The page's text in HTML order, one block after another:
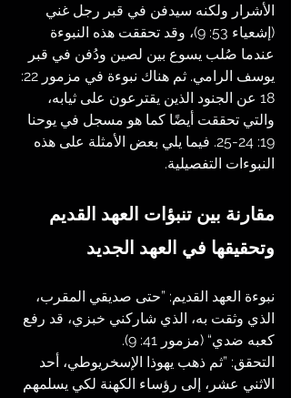
الأشرار ولكنه سيدفن في قبر رجل غني
(إشعياء 53: 9)، وقد تحققت هذه النبوءة
عندما صُلب يسوع بين لصين ودُفن في قبر
يوسف الرامي. ثم هناك نبوءة في مزمور 22:
18 عن الجنود الذين يقترعون على ثيابه،
والتي تحققت أيضًا كما هو مسجل في يوحنا
19: 24-25. فيما يلي بعض الأمثلة على هذه
النبوءات التفصيلية.
مقارنة بين تنبؤات العهد القديم
وتحقيقها في العهد الجديد
نبوءة العهد القديم: ”حتى صديقي المقرب،
الذي وثقت به، الذي شاركني خبزي، قد رفع
كعبه ضدي“ (مزمور 41: 9).
التحقق: ”ثم ذهب يهوذا الإسخريوطي، أحد
الاثني عشر، إلى رؤساء الكهنة لكي يسلمهم